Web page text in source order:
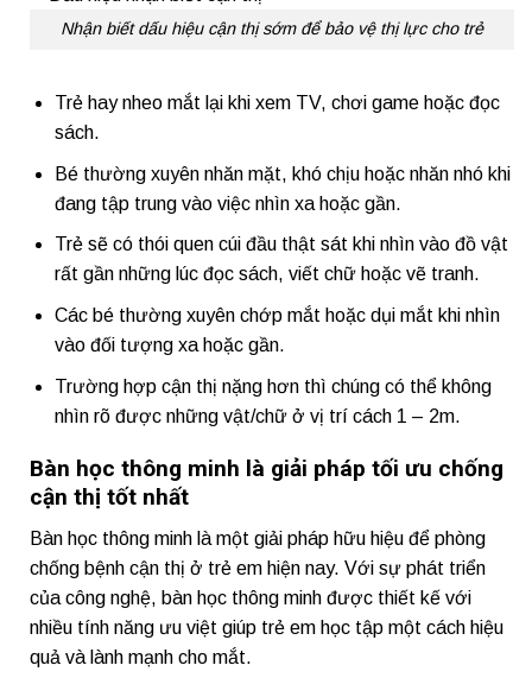
Nhận biết dấu hiệu cận thị sớm để bảo vệ thị lực cho trẻ
Trẻ hay nheo mắt lại khi xem TV, chơi game hoặc đọc
sách.
Bé thường xuyên nhăn mặt, khó chịu hoặc nhăn nhó khi
đang tập trung vào việc nhìn xa hoặc gần.
Trẻ sẽ có thói quen cúi đầu thật sát khi nhìn vào đồ vật
rất gần những lúc đọc sách, viết chữ hoặc vẽ tranh.
Các bé thường xuyên chớp mắt hoặc dụi mắt khi nhìn
vào đối tượng xa hoặc gần.
Trường hợp cận thị nặng hơn thì chúng có thể không
nhìn rõ được những vật/chữ ở vị trí cách 1 – 2m.
Bàn học thông minh là giải pháp tối ưu chống
cận thị tốt nhất
Bàn học thông minh là một giải pháp hữu hiệu để phòng
chống bệnh cận thị ở trẻ em hiện nay. Với sự phát triển
của công nghệ, bàn học thông minh được thiết kế với
nhiều tính năng ưu việt giúp trẻ em học tập một cách hiệu
quả và lành mạnh cho mắt.